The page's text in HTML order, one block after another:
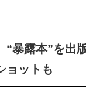
暴露本”を出
ョットも